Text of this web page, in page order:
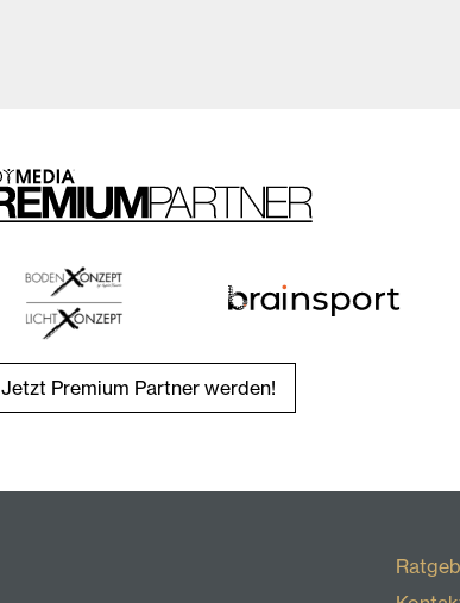
Jetzt Premium Partner werden!